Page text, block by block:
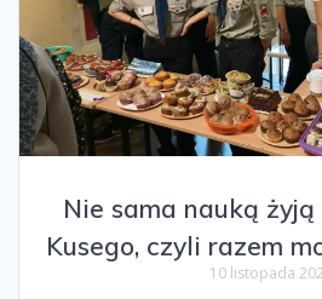
Nie sama nauką
Kusego, czyli razem
10 listopada